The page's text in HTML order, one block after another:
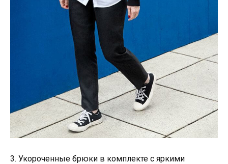
3. Укороченные брюки в комплекте с яркими